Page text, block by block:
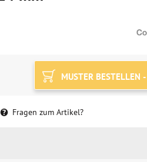
MUSTER BESTELLEN
Fragen zum Artikel?